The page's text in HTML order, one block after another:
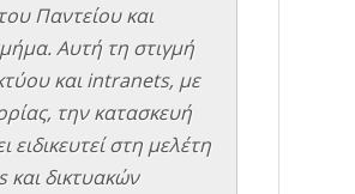
Παντείου και
Αυτή τη στιγμή
και intranets, με
την κατασκευή
ειδικευτεί στη μελέτη
δικτυακών